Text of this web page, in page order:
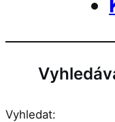
Vyhledat: